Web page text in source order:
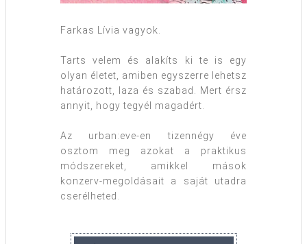
Farkas Lívia vagyok.
Tarts velem és alakíts ki te is egy
olyan életet, amiben egyszerre lehetsz
határozott, laza és szabad. Mert érsz
annyit, hogy tegyél magadért.
Az urban:eve-en tizennégy éve
osztom meg azokat a praktikus
módszereket, amikkel mások
konzerv-megoldásait a saját utadra
cserélheted.